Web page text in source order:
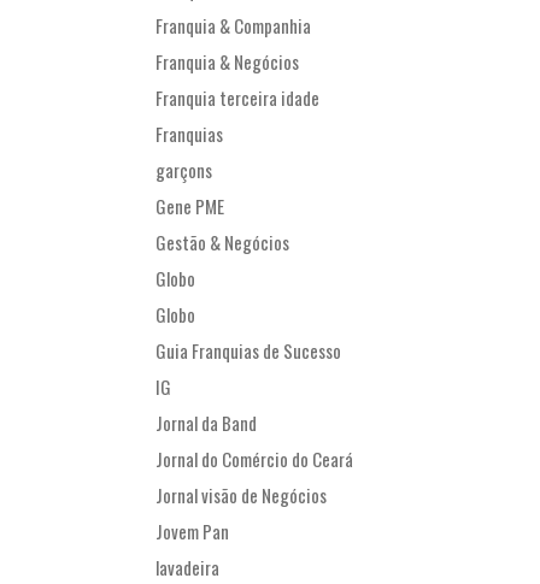
Franquia & Companhia
Franquia & Negócios
Franquia terceira idade
Franquias
garçons
Gene PME
Gestão & Negócios
Globo
Globo
Guia Franquias de Sucesso
IG
Jornal da Band
Jornal do Comércio do Ceará
Jornal visão de Negócios
Jovem Pan
lavadeira